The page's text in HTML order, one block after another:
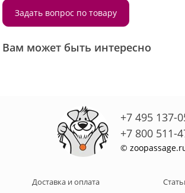
Задать вопрос по товару
Вам может быть интересно
+7 495 137-
+7 800 511-
©
Доставка и оплата